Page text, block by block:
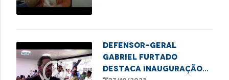
play_circle_outline
Defensor-geral
Gabriel Furtado
destaca inauguração